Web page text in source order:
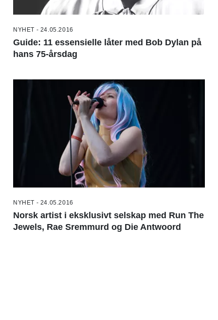
NYHET - 24.05.2016
Guide: 11 essensielle låter med Bob Dylan på
hans 75-årsdag
NYHET - 24.05.2016
Norsk artist i eksklusivt selskap med Run The
Jewels, Rae Sremmurd og Die Antwoord